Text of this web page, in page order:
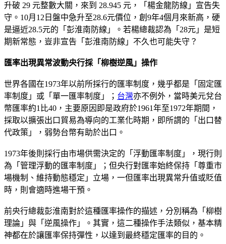
升破 29 元整數大關，來到 28.945 元，「楊金龍防線」宣告失
守。10月12日盤中急升至28.6元價位，創9年4個月來新高，硬
是逼近28.5元的「彭淮南防線」。若楊總裁認為「28元」是短
期新常態，豈非宣告「彭淮南防線」不久也可能失守？
匯率出現異常波動央行採「柳樹逆風」操作
世界各國在1973年以前所採行的匯率制度，幾乎都是「固定匯
率制度」或「單一匯率制度」； 台灣亦不例外，當時美元兌台
幣匯率約1比40，主要原因即是政府於1961年至1972年期間，
採取以擴張出口貿易為導向的工業化時期，即所謂的「出口替
代政策」，弱勢台幣有助於出口。
1973年後則採行由市場供需決定的「浮動匯率制度」，現行則
為「管理浮動的匯率制度」；但央行對匯率始終保持「尊重市
場機制、維持動態穩定」立場，一但匯率出現異常升值或貶值
時，則會適時進場干預。
前央行總裁彭淮南對於這種匯率操作的描述，分別稱為「柳樹
理論」與「逆風操作」。其實，這二種操作手法類似，基本精
神都在於讓匯率保持彈性，以達到最終穩定匯率的目的。